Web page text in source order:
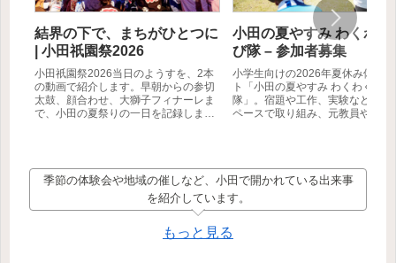
結界の下で、まちがひとつに
| 小田祇園祭2026
小田祇園祭2026当日のようすを、2本
の動画で紹介します。早朝からの参切
太鼓、顔合わせ、大獅子フィナーレま
で、小田の夏祭りの一日を記録しまし
小田の夏やすみ わくわく
び隊 – 参加者募集
小学生向けの2026年夏休み体験
ト「小田の夏やすみ わくわく学び
隊」。宿題や工作、実験などに自
ペースで取り組み、元教員や筑波
季節の体験会や地域の催しなど、小田で開かれている出来事
を紹介しています。
もっと見る